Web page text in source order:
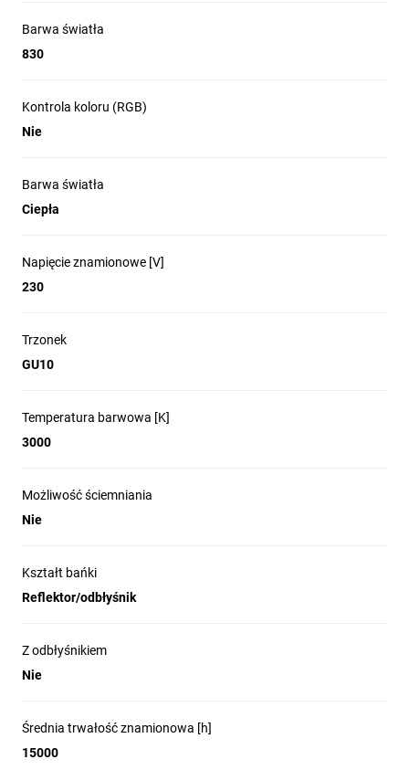
Barwa światła
830
Kontrola koloru (RGB)
Nie
Barwa światła
Ciepła
Napięcie znamionowe [V]
230
Trzonek
GU10
Temperatura barwowa [K]
3000
Możliwość ściemniania
Nie
Kształt bańki
Reflektor/odbłyśnik
Z odbłyśnikiem
Nie
Średnia trwałość znamionowa [h]
15000